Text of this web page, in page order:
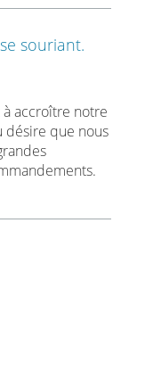
accroître notre
désire que nous